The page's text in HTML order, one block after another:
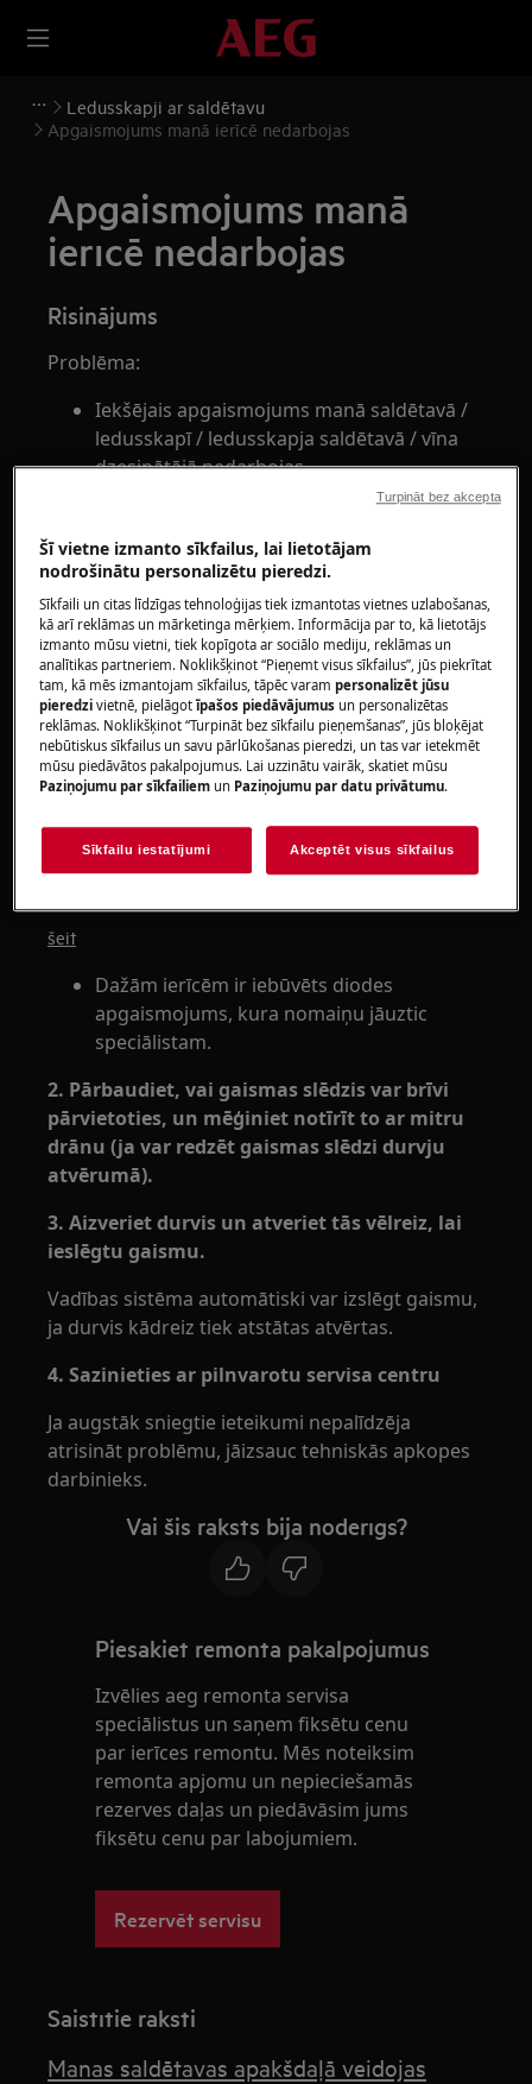
Ledusskapji ar saldētavu
Apgaismojums manā ierīcē nedarbojas
Apgaismojums manā
ierīcē nedarbojas
Risinājums
Problēma:
Iekšējais apgaismojums manā saldētavā /
ledusskapī / ledusskapja saldētavā / vīna
dzesinātājā nedarbojas
Horizontālo saldētavu
Ledusskapi ar saldētavu
Vertikāli novietojamu saldētavu
Ledusskapi
Vīna dzesētāju
Risinājums:
1. Pārbaudiet, vai spuldze nav bojāta, un
vajadzības gadījumā nomainiet to, ievērojot
norādījumus.
šeit
Dažām ierīcēm ir iebūvēts diodes
apgaismojums, kura nomaiņu jāuztic
speciālistam.
2. Pārbaudiet, vai gaismas slēdzis var brīvi
pārvietoties, un mēģiniet notīrīt to ar mitru
drānu (ja var redzēt gaismas slēdzi durvju
atvērumā).
3. Aizveriet durvis un atveriet tās vēlreiz, lai
ieslēgtu gaismu.
Vadības sistēma automātiski var izslēgt gaismu,
ja durvis kādreiz tiek atstātas atvērtas.
4. Sazinieties ar pilnvarotu servisa centru
Ja augstāk sniegtie ieteikumi nepalīdzēja
atrisināt problēmu, jāizsauc tehniskās apkopes
darbinieks.
Vai šis raksts bija noderīgs?
Piesakiet remonta pakalpojumus
Izvēlies aeg remonta servisa
speciālistus un saņem fiksētu cenu
par ierīces remontu. Mēs noteiksim
remonta apjomu un nepieciešamās
rezerves daļas un piedāvāsim jums
fiksētu cenu par labojumiem.
Rezervēt servisu
Saistītie raksti
Manas saldētavas apakšdaļā veidojas
Šī vietne izmanto sīkfailus, lai lietotājam
nodrošinātu personalizētu pieredzi.
Sīkfaili un citas līdzīgas tehnoloģijas tiek izmantotas vietnes uzlabošanas,
kā arī reklāmas un mārketinga mērķiem. Informācija par to, kā lietotājs
izmanto mūsu vietni, tiek kopīgota ar sociālo mediju, reklāmas un
analītikas partneriem. Noklikšķinot “Pieņemt visus sīkfailus”, jūs piekrītat
tam, kā mēs izmantojam sīkfailus, tāpēc varampersonalizēt jūsu
pieredzivietnē, pielāgotīpašos piedāvājumus un personalizētas
reklāmas. Noklikšķinot “Turpināt bez sīkfailu pieņemšanas”, jūs bloķējat
nebūtiskus sīkfailus un savu pārlūkošanas pieredzi, un tas var ietekmēt
mūsu piedāvātos pakalpojumus. Lai uzzinātu vairāk, skatiet mūsu
Paziņojumu par sīkfailiem un Paziņojumu par datu privātumu.
Sīkfailu iestatījumi Akceptēt visus sīkfailus
Turpināt bez akcepta